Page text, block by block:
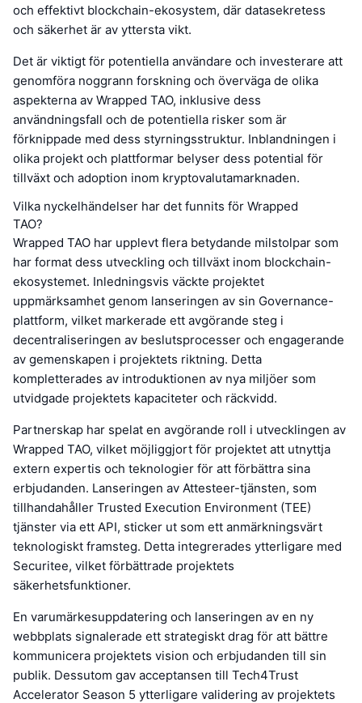
och effektivt blockchain-ekosystem, där datasekretess
och säkerhet är av yttersta vikt.
Det är viktigt för potentiella användare och investerare att
genomföra noggrann forskning och överväga de olika
aspekterna av Wrapped TAO, inklusive dess
användningsfall och de potentiella risker som är
förknippade med dess styrningsstruktur. Inblandningen i
olika projekt och plattformar belyser dess potential för
tillväxt och adoption inom kryptovalutamarknaden.
Vilka nyckelhändelser har det funnits för Wrapped
TAO?
Wrapped TAO har upplevt flera betydande milstolpar som
har format dess utveckling och tillväxt inom blockchain-
ekosystemet. Inledningsvis väckte projektet
uppmärksamhet genom lanseringen av sin Governance-
plattform, vilket markerade ett avgörande steg i
decentraliseringen av beslutsprocesser och engagerande
av gemenskapen i projektets riktning. Detta
kompletterades av introduktionen av nya miljöer som
utvidgade projektets kapaciteter och räckvidd.
Partnerskap har spelat en avgörande roll i utvecklingen av
Wrapped TAO, vilket möjliggjort för projektet att utnyttja
extern expertis och teknologier för att förbättra sina
erbjudanden. Lanseringen av Attesteer-tjänsten, som
tillhandahåller Trusted Execution Environment (TEE)
tjänster via ett API, sticker ut som ett anmärkningsvärt
teknologiskt framsteg. Detta integrerades ytterligare med
Securitee, vilket förbättrade projektets
säkerhetsfunktioner.
En varumärkesuppdatering och lanseringen av en ny
webbplats signalerade ett strategiskt drag för att bättre
kommunicera projektets vision och erbjudanden till sin
publik. Dessutom gav acceptansen till Tech4Trust
Accelerator Season 5 ytterligare validering av projektets